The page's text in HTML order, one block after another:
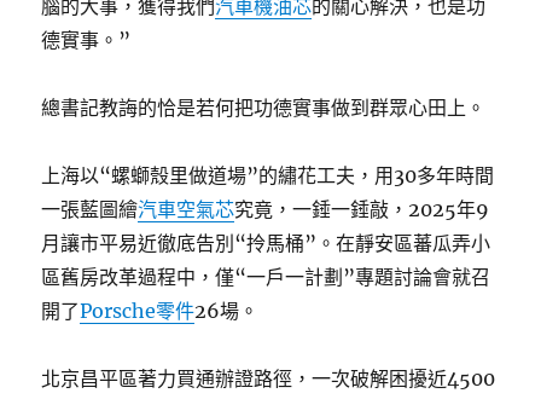
腦的大事，獲得我們汽車機油芯的關心解決，也是功
德實事。”
總書記教誨的恰是若何把功德實事做到群眾心田上。
上海以“螺螄殼里做道場”的繡花工夫，用30多年時間
一張藍圖繪汽車空氣芯究竟，一錘一錘敲，2025年9
月讓市平易近徹底告別“拎馬桶”。在靜安區蕃瓜弄小
區舊房改革過程中，僅“一戶一計劃”專題討論會就召
開了Porsche零件26場。
北京昌平區著力買通辦證路徑，一次破解困擾近4500